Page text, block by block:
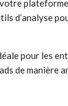
d’analyse
pour les
de manière